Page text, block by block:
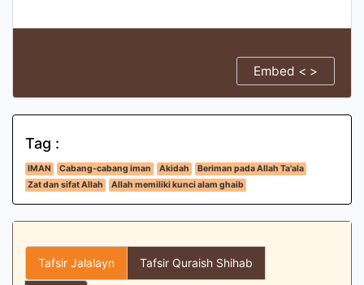
Embed < >
Tag :
IMAN Cabang-cabang iman Akidah
Beriman pada Allah Ta'ala
Zat dan sifat Allah
Allah memiliki kunci alam ghaib
Tafsir Jalalayn Tafsir Quraish Shihab